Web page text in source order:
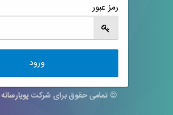
رمز عبور
ورود
© تمامی حقوق برای شرکتپویارسانه